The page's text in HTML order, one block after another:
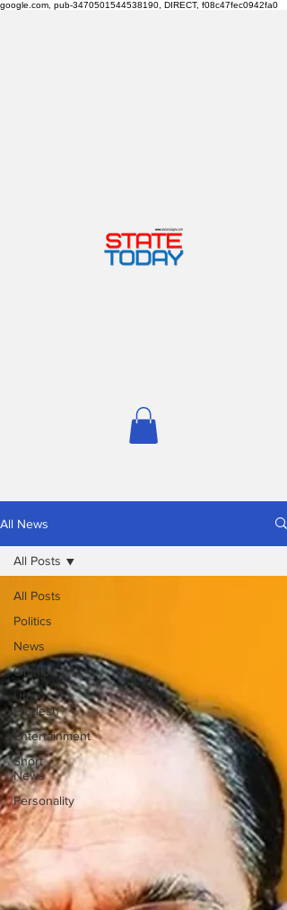
google.com, pub-3470501544538190, DIRECT, f08c47fec0942fa0
All News
All Posts
Politics
News
Opinion
Uttar
Pradesh
Entertainment
Short
News
Personality
All Posts